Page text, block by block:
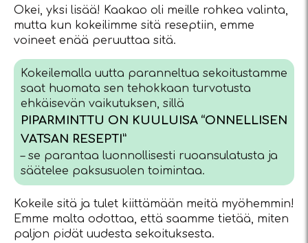
Okei, yksi lisää! Kaakao oli meille rohkea valinta,
mutta kun kokeilimme sitä reseptiin, emme
voineet enää peruuttaa sitä.
Kokeilemalla uutta paranneltua sekoitustamme
saat huomata sen tehokkaan turvotusta
ehkäisevän vaikutuksen, sillä
PIPARMINTTU ON KUULUISA “ONNELLISEN
VATSAN RESEPTI”
– se parantaa luonnollisesti ruoansulatusta ja
säätelee paksusuolen toimintaa.
Kokeile sitä ja tulet kiittämään meitä myöhemmin!
Emme malta odottaa, että saamme tietää, miten
paljon pidät uudesta sekoituksesta.